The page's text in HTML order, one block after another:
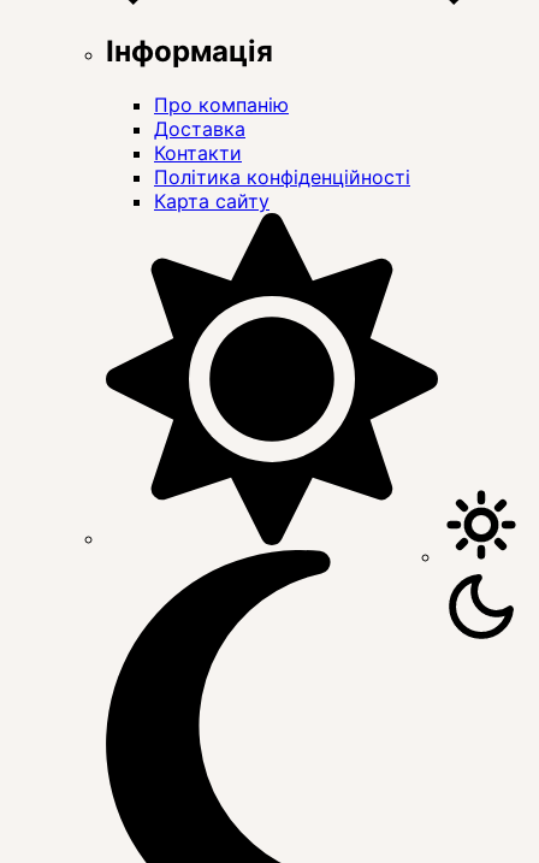
Інформація
Про компанію
Доставка
Контакти
Політика конфіденційності
Карта сайту